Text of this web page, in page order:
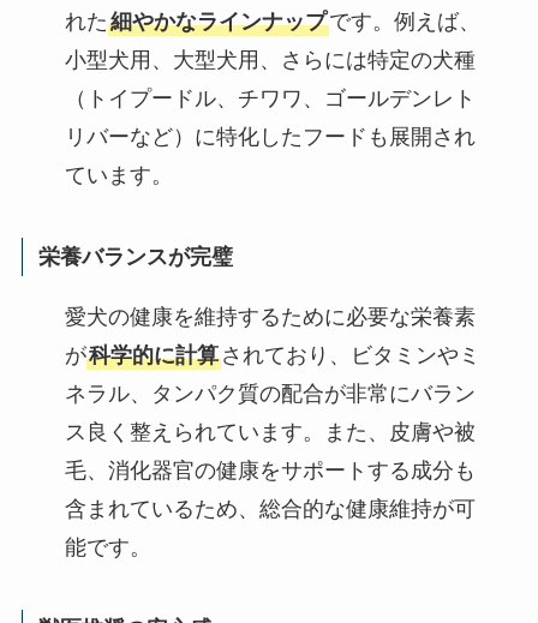
れた細やかなラインナップです。例えば、
小型犬用、大型犬用、さらには特定の犬種
（トイプードル、チワワ、ゴールデンレト
リバーなど）に特化したフードも展開され
ています。
栄養バランスが完璧
愛犬の健康を維持するために必要な栄養素
が科学的に計算されており、ビタミンやミ
ネラル、タンパク質の配合が非常にバラン
ス良く整えられています。また、皮膚や被
毛、消化器官の健康をサポートする成分も
含まれているため、総合的な健康維持が可
能です。